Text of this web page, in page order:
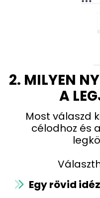
2. MILYEN
A
Most válaszd
célodhoz és
Egy rövid